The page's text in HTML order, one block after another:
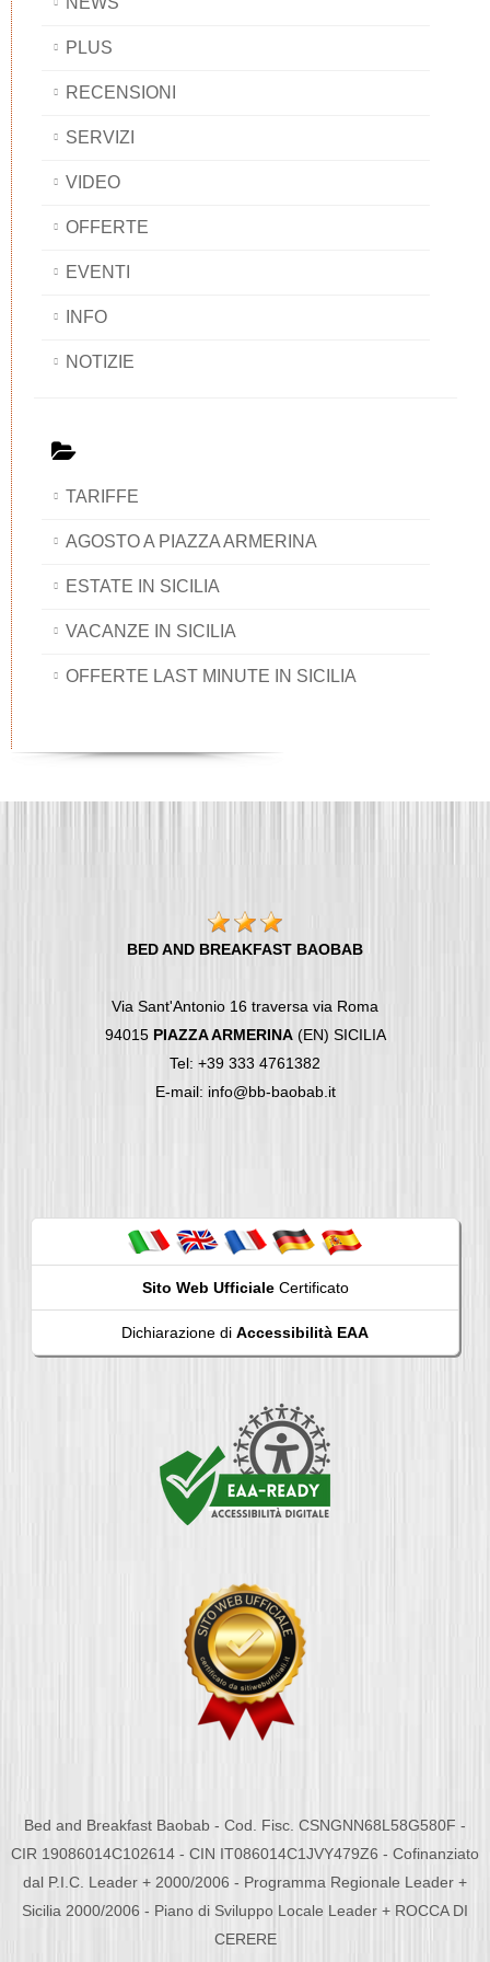
PLUS
RECENSIONI
SERVIZI
VIDEO
OFFERTE
EVENTI
INFO
NOTIZIE
TARIFFE
AGOSTO A PIAZZA ARMERINA
ESTATE IN SICILIA
VACANZE IN SICILIA
OFFERTE LAST MINUTE IN SICILIA
BED AND BREAKFAST BAOBAB
Via Sant'Antonio 16 traversa via Roma
94015 PIAZZA ARMERINA(EN) SICILIA
Tel: +39 333 4761382
E-mail: info@bb-baobab.it
Sito Web UfficialeCertificato
Dichiarazione di Accessibilità EAA
Bed and Breakfast Baobab - Cod. Fisc. CSNGNN68L58G580F -
CIR 19086014C102614 - CIN IT086014C1JVY479Z6 - Cofinanziato
dal P.I.C. Leader + 2000/2006 - Programma Regionale Leader +
Sicilia 2000/2006 - Piano di Sviluppo Locale Leader + ROCCA DI
CERERE